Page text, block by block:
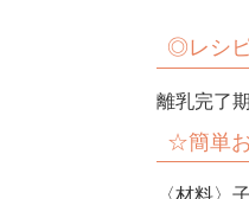
◎レ
離乳完
☆簡単